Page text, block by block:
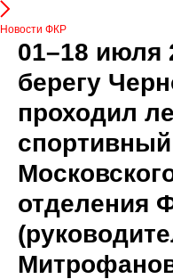
Новости ФКР
01–18 июля
берегу
проходил
отделения